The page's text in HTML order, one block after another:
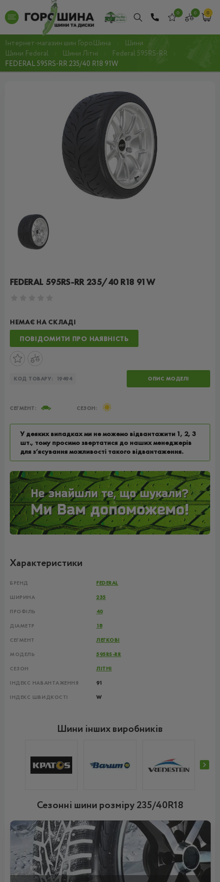
0 0 0
Інтернет-магазин шин ГороШина
Шини
Шини Federal
Шини Літні
Federal 595RS-RR
FEDERAL 595RS-RR 235/40 R18 91W
FEDERAL 595RS-RR 235/40 R18 91W
НЕМАЄ НА СКЛАДІ
ПОВІДОМИТИ ПРО НАЯВНІСТЬ
КОД ТОВАРУ: 19494 ОПИС МОДЕЛІ
СЕГМЕНТ: СЕЗОН:
У деяких випадках ми не можемо відвантажити 1, 2, 3
шт., тому просимо звертатися до наших менеджерів
для з’ясування можливості такого відвантаження.
Характеристики
БРЕНД FEDERAL
ШИРИНА 235
ПРОФІЛЬ 40
ДІАМЕТР 18
СЕГМЕНТ ЛЕГКОВІ
МОДЕЛЬ 595RS-RR
СЕЗОН ЛІТНІ
ІНДЕКС НАВАНТАЖЕННЯ 91
ІНДЕКС ШВИДКОСТІ W
Шини інших виробників
Сезонні шини розміру 235/40R18